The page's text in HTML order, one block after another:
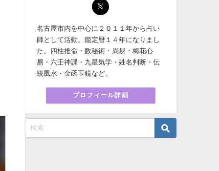
名古屋市内を中心に２０１１年から占い
師として活動。鑑定暦１４年になりまし
た。四柱推命・数秘術・周易・梅花心
易・六壬神課・九星気学・姓名判断・伝
統風水・金函玉鏡など。
プロフィール詳細